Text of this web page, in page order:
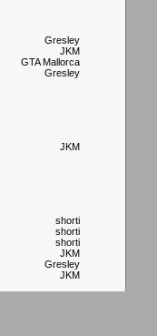
Gresley
JKM
GTA Mallorca
Gresley
JKM
shorti
shorti
shorti
JKM
Gresley
JKM